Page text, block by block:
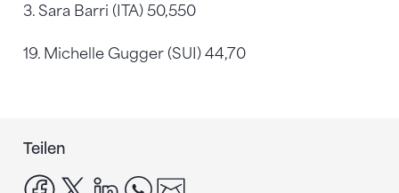
3. Sara Barri (ITA) 50,550
19. Michelle Gugger (SUI) 44,70
Teilen
facebook
x linkedinwhatsapp